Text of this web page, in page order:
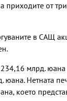
от
в САЩ
млрд.
юана. Нетната
което